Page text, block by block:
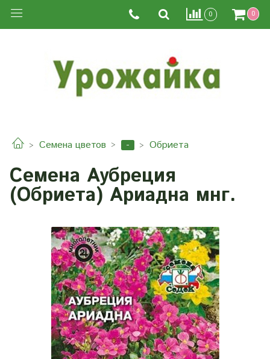
0 0
Семена цветов - Обриета
Семена Аубреция
(Обриета) Ариадна мнг.